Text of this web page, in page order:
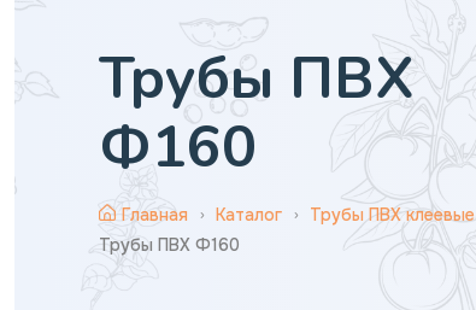
Трубы ПВХ
Ф160
Главная Каталог
Трубы ПВХ клеевые
Трубы ПВХ Ф160